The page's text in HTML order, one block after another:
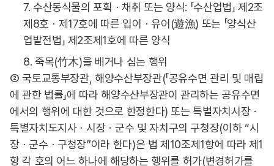
7. 수산동식물의 포획ㆍ채취 또는 양식: 「수산업법」 제2조
제8호ㆍ제17호에 따른 입어ㆍ유어(遊漁) 또는 「양식산
업발전법」 제2조제1호에 따른 양식
8. 죽목(竹木)을 베거나 심는 행위
② 국토교통부장관, 해양수산부장관(「공유수면 관리 및 매립
에 관한 법률」에 따라 해양수산부장관이 관리하는 공유수면
에서의 행위에 대한 것으로 한정한다) 또는 특별자치시장ㆍ
특별자치도지사ㆍ시장ㆍ군수 및 자치구의 구청장(이하 “시
장ㆍ군수ㆍ구청장”이라 한다)은 법 제10조제1항에 따라 제1
항 각 호의 어느 하나에 해당하는 행위를 허가(변경허가를